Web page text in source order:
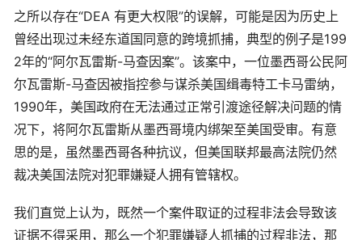
之所以存在“DEA 有更大权限”的误解，可能是因为历史上
曾经出现过未经东道国同意的跨境抓捕，典型的例子是199
2年的“阿尔瓦雷斯-马查因案”。该案中，一位墨西哥公民阿
尔瓦雷斯-马查因被指控参与谋杀美国缉毒特工卡马雷纳，
1990年，美国政府在无法通过正常引渡途径解决问题的情
况下，将阿尔瓦雷斯从墨西哥境内绑架至美国受审。有意
思的是，虽然墨西哥各种抗议，但美国联邦最高法院仍然
裁决美国法院对犯罪嫌疑人拥有管辖权。
我们直觉上认为，既然一个案件取证的过程非法会导致该
证据不得采用，那么一个犯罪嫌疑人抓捕的过程非法，那